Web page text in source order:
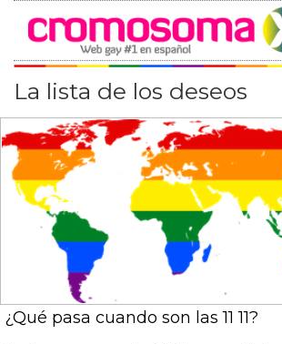
La lista de los deseos
¿Qué pasa cuando son las 11 11?